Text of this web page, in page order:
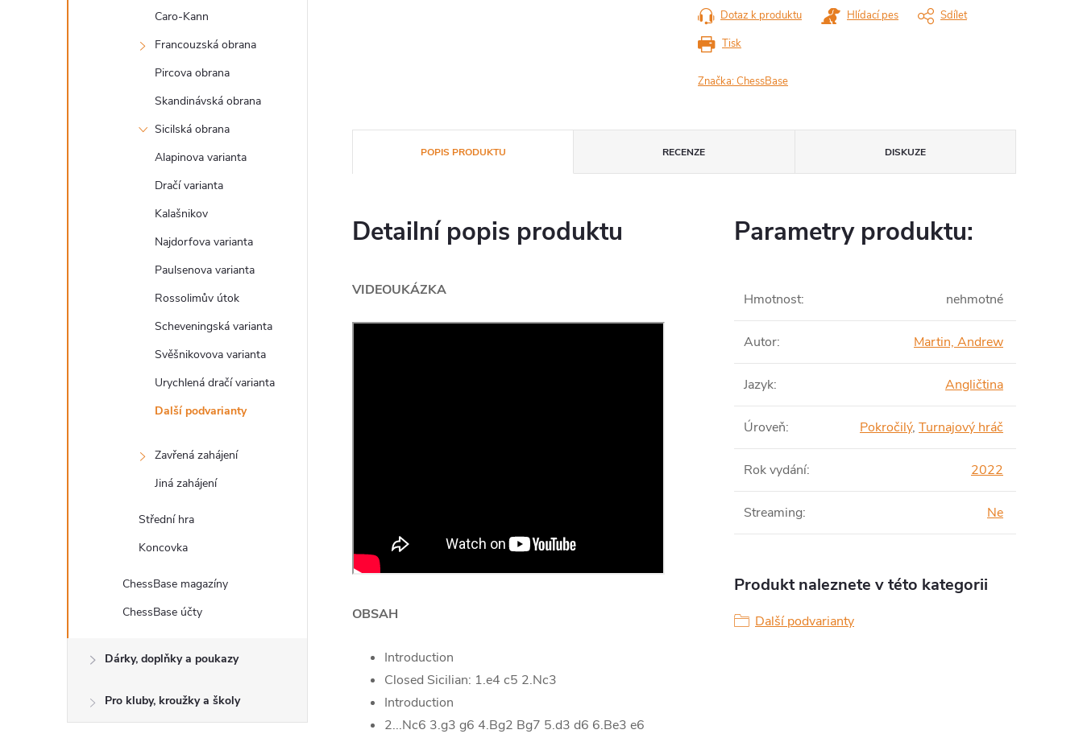
Caro-Kann
Francouzská obrana
Pircova obrana
Skandinávská obrana
Sicilská obrana
Alapinova varianta
Dračí varianta
Kalašnikov
Najdorfova varianta
Paulsenova varianta
Rossolimův útok
Scheveningská varianta
Svěšnikovova varianta
Urychlená dračí varianta
Další podvarianty
Zavřená zahájení
Jiná zahájení
Střední hra
Koncovka
ChessBase magazíny
ChessBase účty
Dárky, doplňky a poukazy
Pro kluby, kroužky a školy
Tisk
Dotaz k produktu Hlídací pes Sdílet
Značka:ChessBase
POPIS PRODUKTU RECENZE DISKUZE
Detailní popis produktu
VIDEOUKÁZKA
OBSAH
Introduction
Closed Sicilian: 1.e4 c5 2.Nc3
Introduction
2...Nc6 3.g3 g6 4.Bg2 Bg7 5.d3 d6 6.Be3 e6
Parametry produktu:
Hmotnost: nehmotné
Autor: Martin, Andrew
Jazyk: Angličtina
Úroveň: Pokročilý, Turnajový hráč
Rok vydání: 2022
Streaming: Ne
Produkt naleznete v této kategorii
Další podvarianty